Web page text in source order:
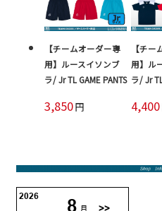
【チームオーダー専
用】ルースイソンブ
ラ/ Jr TL GAME PANTS
3,850円
【チー
用】ル
ラ/ Jr
4,400